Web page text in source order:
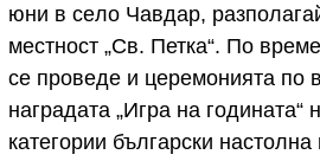
юни в ceлo Чaвдaр,
местност „Св. Петка“. По
се проведе и церемонията по
наградата „Игра на годината“
категории български настолна